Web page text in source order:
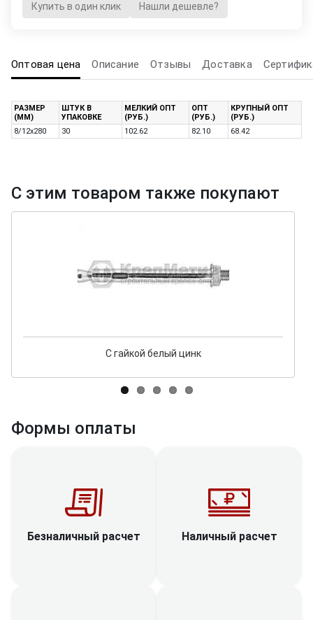
Купить в один клик Нашли дешевле?
Оптовая цена Описание Отзывы Доставка
РАЗМЕР
(ММ)
ШТУК В
УПАКОВКЕ
МЕЛКИЙ ОПТ
(РУБ.)
ОПТ
(РУБ.)
КРУПНЫЙ ОПТ
(РУБ.)
8/12x280
30 102.62 82.10 68.42
С этим товаром также покупают
С гайкой белый цинк
Формы оплаты
Безналичный расчет Наличный расчет